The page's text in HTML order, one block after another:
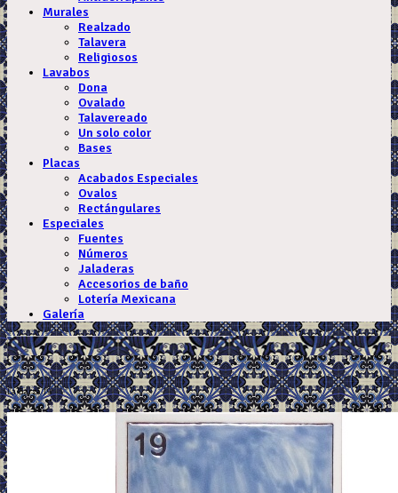
Murales
Realzado
Talavera
Religiosos
Lavabos
Dona
Ovalado
Talavereado
Un solo color
Bases
Placas
Acabados Especiales
Ovalos
Rectángulares
Especiales
Fuentes
Números
Jaladeras
Accesorios de baño
Lotería Mexicana
Galería
.
La Garza 19